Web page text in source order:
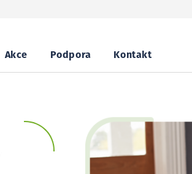
Akce Podpora Kontakt